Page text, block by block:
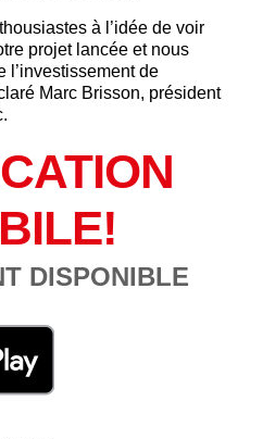
à l’idée de voir
projet lancée et nous
l’investissement de
Marc Brisson, président
DISPONIBLE